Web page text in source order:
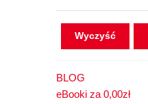
Wyczyść
BLOG
eBooki za 0,00zł